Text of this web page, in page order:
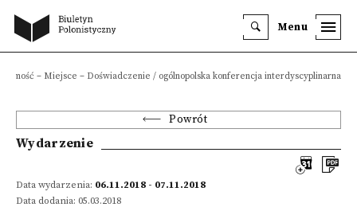
Menu
– Miejsce – Doświadczenie / ogólnopolska konferencja interdyscyplinarna
Powrót
Wydarzenie
Data wydarzenia: 06.11.2018 - 07.11.2018
Data dodania: 05.03.2018